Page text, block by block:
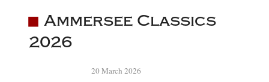
Ammersee Classics
2026
20 March 2026